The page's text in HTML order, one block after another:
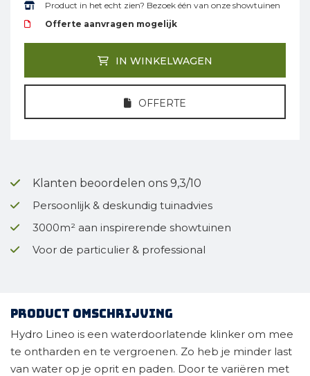
Product in het echt zien? Bezoek één van onze showtuinen
Offerte aanvragen mogelijk
IN WINKELWAGEN
OFFERTE
Klanten beoordelen ons 9,3/10
Persoonlijk & deskundig tuinadvies
3000m² aan inspirerende showtuinen
Voor de particulier & professional
Product omschrijving
Hydro Lineo is een waterdoorlatende klinker om mee
te ontharden en te vergroenen. Zo heb je minder last
van water op je oprit en paden. Door te variëren met